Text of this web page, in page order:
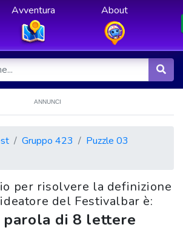
Avventura About
ANNUNCI
Gruppo 423
Puzzle 03
per risolvere la definizione
del Festivalbar è:
parola di 8 lettere